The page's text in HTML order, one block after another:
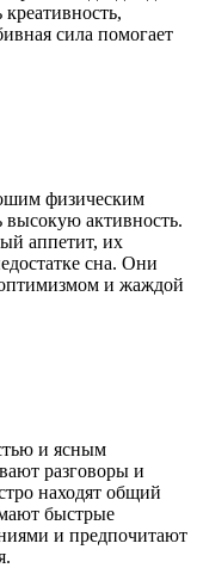
сила помогает
физическим
высокую активность.
аппетит, их
сна. Они
и жаждой
и ясным
разговоры и
находят общий
быстрые
и предпочитают